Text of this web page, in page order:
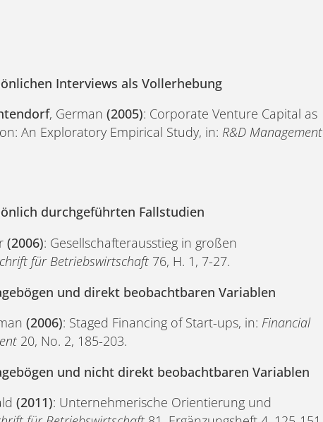
Interviews als Vollerhebung
, German(2005): Corporate Venture Capital as
An Exploratory Empirical Study, in: R&D Management
durchgeführten Fallstudien
(2006): Gesellschafterausstieg in großen
für Betriebswirtschaft 76, H. 1, 7-27.
und direkt beobachtbaren Variablen
(2006): Staged Financing of Start-ups, in: Financial
20, No. 2, 185-203.
und nicht direkt beobachtbaren Variablen
(2011): Unternehmerische Orientierung und